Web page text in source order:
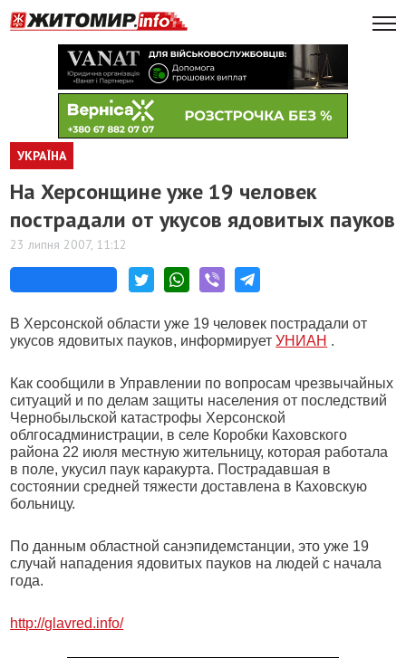
УКРАЇНА
На Херсонщине уже 19 человек
пострадали от укусов ядовитых пауков
23 липня 2007, 11:12
В Херсонской области уже 19 человек пострадали от
укусов ядовитых пауков, информируетУНИАН .
Как сообщили в Управлении по вопросам чрезвычайных
ситуаций и по делам защиты населения от последствий
Чернобыльской катастрофы Херсонской
облгосадминистрации, в селе Коробки Каховского
района 22 июля местную жительницу, которая работала
в поле, укусил паук каракурта. Пострадавшая в
состоянии средней тяжести доставлена в Каховскую
больницу.
По данным областной санэпидемстанции, это уже 19
случай нападения ядовитых пауков на людей с начала
года.
http://glavred.info/